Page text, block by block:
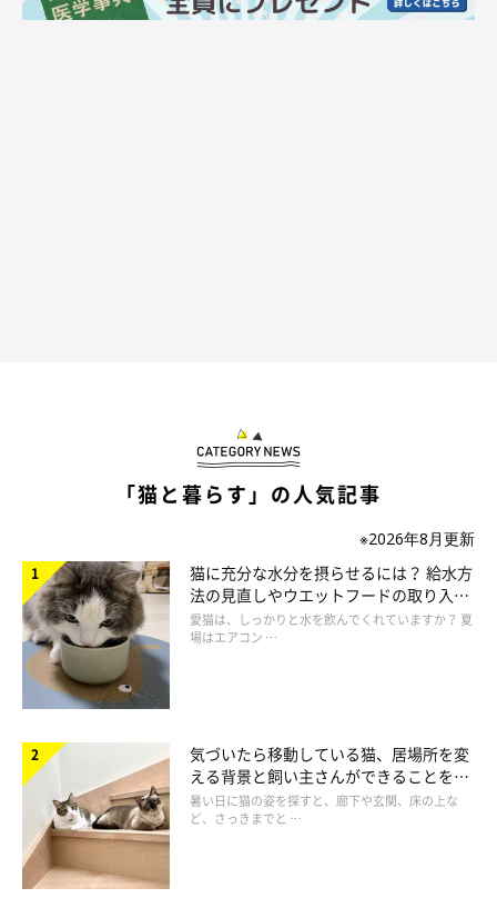
高い所好きの猫も大満足！突っ張りキャット
＠leopard.house
こちらは、ヒョウ柄キャットタワー専門店「レオパルドハウス」
で販売されている、ワンポイントのヒョウ柄がおしゃれな「突っ
張りタワー」です。ポールを突っ張って固定させるので、どんな
場所でも安全に設置することができます。最上段には広々スペー
スつきで、高い所が大好きな猫も喜んでくれそう！
「猫と暮らす」の人気記事
※2026年8月更新
猫に充分な水分を摂らせるには？ 給水方
法の見直しやウエットフードの取り入れ
方を解説
愛猫は、しっかりと水を飲んでくれていますか？ 夏
場はエアコン …
気づいたら移動している猫、居場所を変
える背景と飼い主さんができることを獣
医師が解説
暑い日に猫の姿を探すと、廊下や玄関、床の上な
ど、さっきまでと …